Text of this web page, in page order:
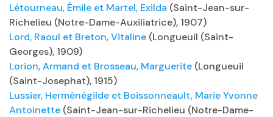
Létourneau, Émile et Martel, Exilda (Saint-Jean-sur-
Richelieu (Notre-Dame-Auxiliatrice), 1907)
Lord, Raoul et Breton, Vitaline (Longueuil (Saint-
Georges), 1909)
Lorion, Armand et Brosseau, Marguerite (Longueuil
(Saint-Josephat), 1915)
Lussier, Herménégilde et Boissonneault, Marie Yvonne
Antoinette (Saint-Jean-sur-Richelieu (Notre-Dame-